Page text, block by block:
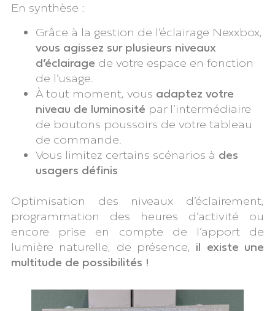
En synthèse :
Grâce à la gestion de l’éclairage Nexxbox,
vous agissez sur plusieurs niveaux
d’éclairage de votre espace en fonction
de l’usage.
À tout moment, vous adaptez votre
niveau de luminosité par l’intermédiaire
de boutons poussoirs de votre tableau
de commande.
Vous limitez certains scénarios à des
usagers définis
Optimisation des niveaux d’éclairement,
programmation des heures d’activité ou
encore prise en compte de l’apport de
lumière naturelle, de présence, il existe une
multitude de possibilités !